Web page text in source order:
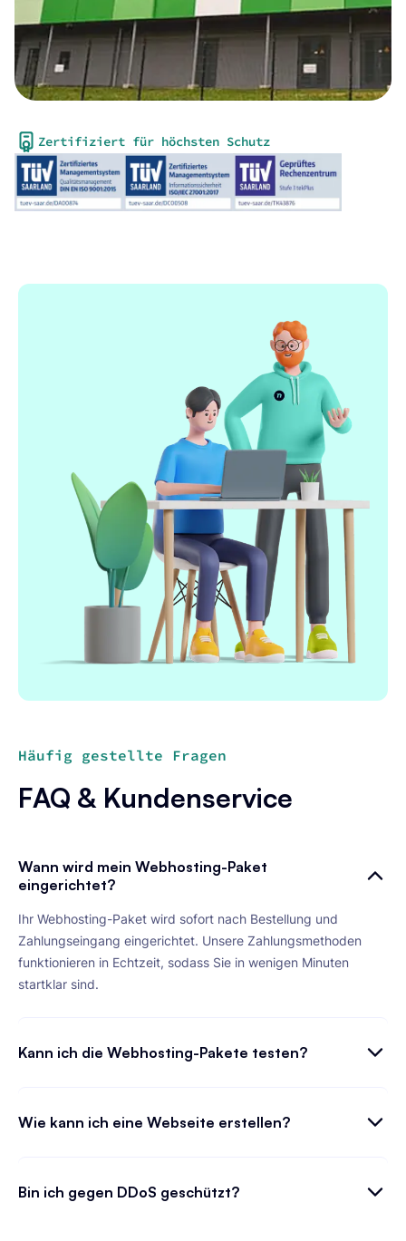
Zertifiziert für höchsten Schutz
Häufig gestellte Fragen
FAQ & Kundenservice
Wann wird mein Webhosting-Paket
eingerichtet?
Ihr Webhosting-Paket wird sofort nach Bestellung und
Zahlungseingang eingerichtet. Unsere Zahlungsmethoden
funktionieren in Echtzeit, sodass Sie in wenigen Minuten
startklar sind.
Kann ich die Webhosting-Pakete testen?
Wie kann ich eine Webseite erstellen?
Bin ich gegen DDoS geschützt?